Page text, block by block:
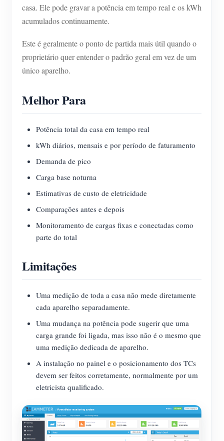
casa. Ele pode gravar a potência em tempo real e os kWh
acumulados continuamente.
Este é geralmente o ponto de partida mais útil quando o
proprietário quer entender o padrão geral em vez de um
único aparelho.
Melhor Para
Potência total da casa em tempo real
kWh diários, mensais e por período de faturamento
Demanda de pico
Carga base noturna
Estimativas de custo de eletricidade
Comparações antes e depois
Monitoramento de cargas fixas e conectadas como
parte do total
Limitações
Uma medição de toda a casa não mede diretamente
cada aparelho separadamente.
Uma mudança na potência pode sugerir que uma
carga grande foi ligada, mas isso não é o mesmo que
uma medição dedicada de aparelho.
A instalação no painel e o posicionamento dos TCs
devem ser feitos corretamente, normalmente por um
eletricista qualificado.